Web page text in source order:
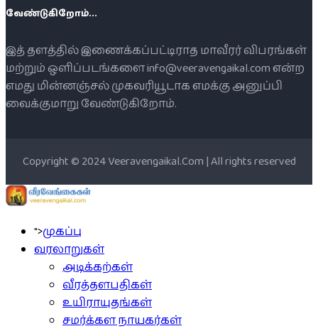
வேண்டுகிறோம்...
இத் தளத்தில் இணைக்கப்பட்டிராத மாவீரர் விபரங்கள்
மற்றும் ஒளிப்படங்களை info@veeravengaikal.com என்ற
எமது மின்னஞ்சல் முகவரியூடாக எமக்கு அனுப்பி
வைக்குமாறு வேண்டுகிறோம்.
Copyright © 2024 Veeravengaikal.Com | All rights reserved
">முகப்பு
வரலாறுகள்
அடிக்கற்கள்
வீரத்தளபதிகள்
உயிராயுதங்கள்
சமர்க்கள நாயகர்கள்